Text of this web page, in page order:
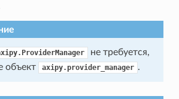
не требуется,
объект
axipy.provider_manager .